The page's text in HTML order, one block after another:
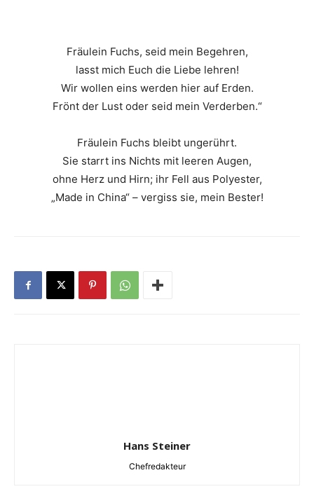
Fräulein Fuchs, seid mein Begehren,
lasst mich Euch die Liebe lehren!
Wir wollen eins werden hier auf Erden.
Frönt der Lust oder seid mein Verderben.“
Fräulein Fuchs bleibt ungerührt.
Sie starrt ins Nichts mit leeren Augen,
ohne Herz und Hirn; ihr Fell aus Polyester,
„Made in China“ – vergiss sie, mein Bester!
Hans Steiner
Chefredakteur